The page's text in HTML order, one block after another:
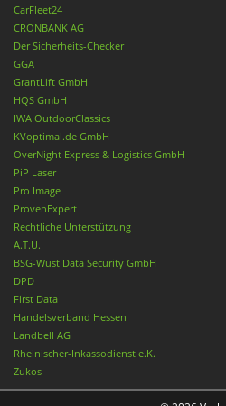
CarFleet24
CRONBANK AG
Der Sicherheits-Checker
GGA
GrantLift GmbH
HQS GmbH
IWA OutdoorClassics
KVoptimal.de GmbH
OverNight Express & Logistics GmbH
PiP Laser
Pro Image
ProvenExpert
Rechtliche Unterstützung
A.T.U.
BSG-Wüst Data Security GmbH
DPD
First Data
Handelsverband Hessen
Landbell AG
Rheinischer-Inkassodienst e.K.
Zukos